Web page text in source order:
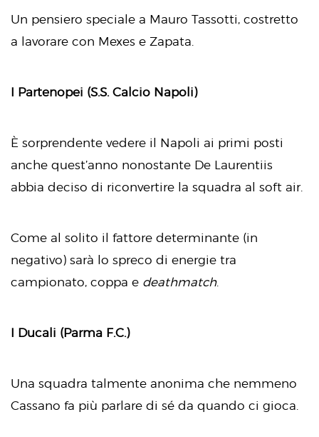
Un pensiero speciale a Mauro Tassotti, costretto
a lavorare con Mexes e Zapata.
I Partenopei (S.S. Calcio Napoli)
È sorprendente vedere il Napoli ai primi posti
anche quest’anno nonostante De Laurentiis
abbia deciso di riconvertire la squadra al soft air.
Come al solito il fattore determinante (in
negativo) sarà lo spreco di energie tra
campionato, coppa e deathmatch.
I Ducali (Parma F.C.)
Una squadra talmente anonima che nemmeno
Cassano fa più parlare di sé da quando ci gioca.